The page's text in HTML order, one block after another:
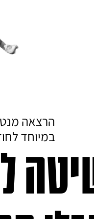
הרצאה
במיוחד